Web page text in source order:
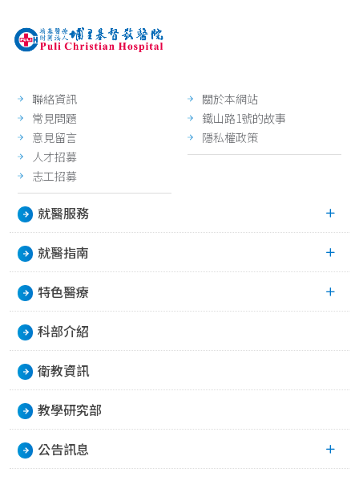
聯絡資訊
常見問題
意見留言
人才招募
志工招募
關於本網站
鐵山路1號的故事
隱私權政策
就醫服務
就醫指南
特色醫療
科部介紹
衛教資訊
教學研究部
公告訊息